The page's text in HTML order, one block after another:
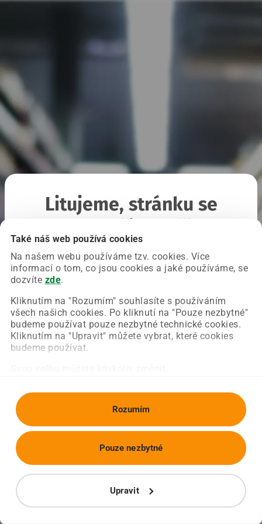
Také náš web používá cookies
Na našem webu používáme tzv. cookies. Více
informací o tom, co jsou cookies a jaké používáme, se
dozvíte zde.
Kliknutím na "Rozumím" souhlasíte s používáním
všech našich cookies. Po kliknutí na "Pouze nezbytné"
budeme používat pouze nezbytné technické cookies.
Kliknutím na "Upravit" můžete vybrat, které cookies
budeme používat.
Rozumím
Upravit
Pouze nezbytné
Litujeme, stránku se
Chyba nastala na naší straně a už ji opravujeme.
Zkuste prosím znovu načíst požadovanou stránku.
Obnovit stránku Úvodní strana